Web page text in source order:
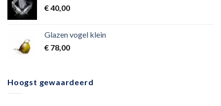
€40,00
Glazen vogel klein
€ 78,00
Hoogst gewaardeerd